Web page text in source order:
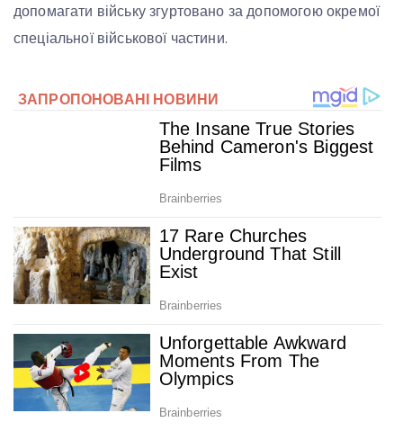
допомагати війську згуртовано за допомогою окремої
спеціальної військової частини.